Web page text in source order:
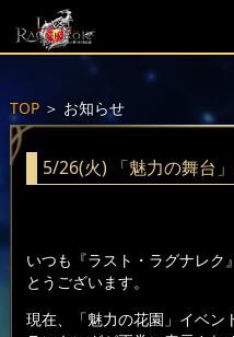
TOP＞ お知らせ
5/26(火) 「魅力の舞台
いつも『ラスト・ラグナレク
とうございます。
現在、「魅力の花園」イベン